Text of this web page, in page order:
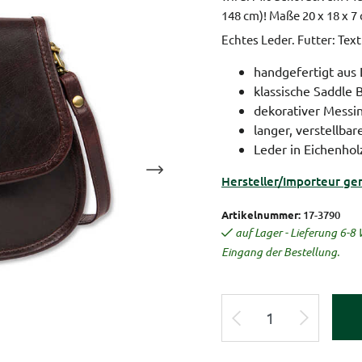
148 cm)! Maße 20 x 18 x 7
Echtes Leder. Futter:
handgefertigt aus
klassische Saddle
dekorativer
langer,
Leder in
Hersteller/Importeur
Artikelnummer: 17-3790
auf Lager - Lieferung 6-8
Eingang der Bestellung.